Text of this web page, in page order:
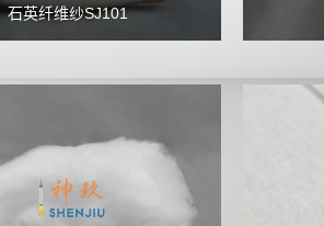
石英纤维纱SJ101